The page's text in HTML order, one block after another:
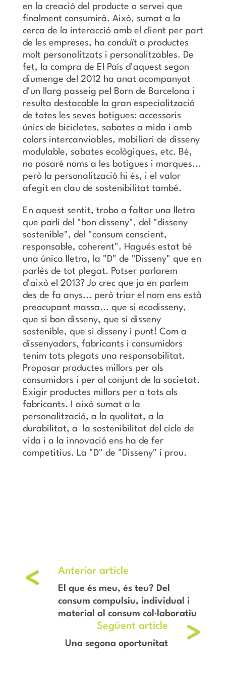
en la creació del producte o servei que
finalment consumirà. Això, sumat a la
cerca de la interacció amb el client per part
de les empreses, ha conduït a productes
molt personalitzats i personalitzables. De
fet, la compra de El País d'aquest segon
diumenge del 2012 ha anat acompanyat
d'un llarg passeig pel Born de Barcelona i
resulta destacable la gran especialització
de totes les seves botigues: accessoris
únics de bicicletes, sabates a mida i amb
colors intercanviables, mobiliari de disseny
modulable, sabates ecològiques, etc. Bé,
no posaré noms a les botigues i marques...
però la personalització hi és, i el valor
afegit en clau de sostenibilitat també.
En aquest sentit, trobo a faltar una lletra
que parli del "bon disseny", del "disseny
sostenible", del "consum conscient,
responsable, coherent". Hagués estat bé
una única lletra, la "D" de "Disseny" que en
parlès de tot plegat. Potser parlarem
d'això el 2013? Jo crec que ja en parlem
des de fa anys... però triar el nom ens està
preocupant massa... que si ecodisseny,
que si bon disseny, que si disseny
sostenible, que si disseny i punt! Com a
dissenyadors, fabricants i consumidors
tenim tots plegats una responsabilitat.
Proposar productes millors per als
consumidors i per al conjunt de la societat.
Exigir productes millors per a tots als
fabricants. I això sumat a la
personalització, a la qualitat, a la
durabilitat, a la sostenibilitat del cicle de
vida i a la innovació ens ha de fer
competitius. La "D" de "Disseny" i prou.
El que és meu, és teu? Del
consum compulsiu, individual i
material al consum col·laboratiu
Una segona oportunitat